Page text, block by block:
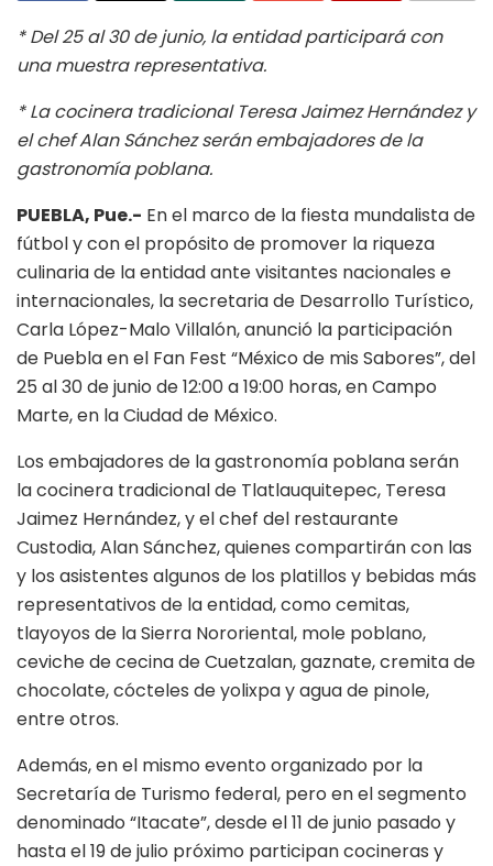
* Del 25 al 30 de junio, la entidad participará con
una muestra representativa.
* La cocinera tradicional Teresa Jaimez Hernández y
el chef Alan Sánchez serán embajadores de la
gastronomía poblana.
PUEBLA, Pue.- En el marco de la fiesta mundalista de
fútbol y con el propósito de promover la riqueza
culinaria de la entidad ante visitantes nacionales e
internacionales, la secretaria de Desarrollo Turístico,
Carla López-Malo Villalón, anunció la participación
de Puebla en el Fan Fest “México de mis Sabores”, del
25 al 30 de junio de 12:00 a 19:00 horas, en Campo
Marte, en la Ciudad de México.
Los embajadores de la gastronomía poblana serán
la cocinera tradicional de Tlatlauquitepec, Teresa
Jaimez Hernández, y el chef del restaurante
Custodia, Alan Sánchez, quienes compartirán con las
y los asistentes algunos de los platillos y bebidas más
representativos de la entidad, como cemitas,
tlayoyos de la Sierra Nororiental, mole poblano,
ceviche de cecina de Cuetzalan, gaznate, cremita de
chocolate, cócteles de yolixpa y agua de pinole,
entre otros.
Además, en el mismo evento organizado por la
Secretaría de Turismo federal, pero en el segmento
denominado “Itacate”, desde el 11 de junio pasado y
hasta el 19 de julio próximo participan cocineras y